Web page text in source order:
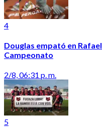
4
Douglas empató en
Campeonato
2/8, 06:31 p. m.
5